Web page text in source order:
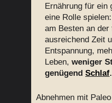
Ernährung für ein
eine Rolle spielen:
am Besten an
ausreichend Zeit
Entspannung,
Leben, weniger
genügend Schlaf.
Abnehmen mit